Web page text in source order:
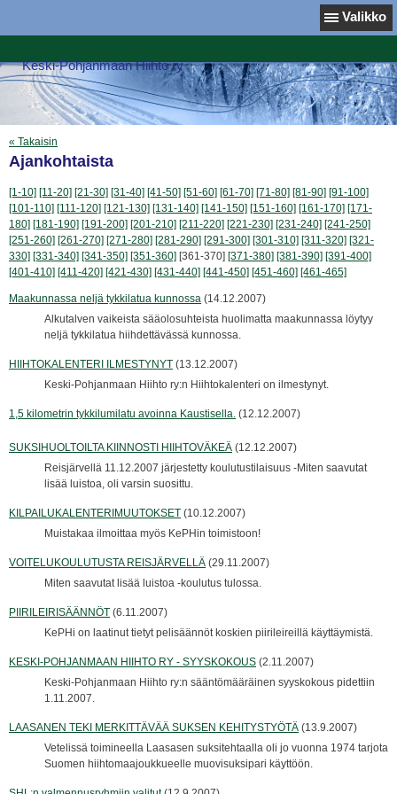
Valikko
Keski-Pohjanmaan Hiihto ry
« Takaisin
Ajankohtaista
[1-10] [11-20] [21-30] [31-40] [41-50] [51-60] [61-70] [71-80] [81-90] [91-100]
[101-110] [111-120] [121-130] [131-140] [141-150] [151-160] [161-170] [171-
180] [181-190] [191-200] [201-210] [211-220] [221-230] [231-240] [241-250]
[251-260] [261-270] [271-280] [281-290] [291-300] [301-310] [311-320] [321-
330] [331-340] [341-350] [351-360] [361-370] [371-380] [381-390] [391-400]
[401-410] [411-420] [421-430] [431-440] [441-450] [451-460] [461-465]
Maakunnassa neljä tykkilatua kunnossa (14.12.2007)
Alkutalven vaikeista sääolosuhteista huolimatta maakunnassa löytyy
neljä tykkilatua hiihdettävässä kunnossa.
HIIHTOKALENTERI ILMESTYNYT (13.12.2007)
Keski-Pohjanmaan Hiihto ry:n Hiihtokalenteri on ilmestynyt.
1,5 kilometrin tykkilumilatu avoinna Kaustisella. (12.12.2007)
SUKSIHUOLTOILTA KIINNOSTI HIIHTOVÄKEÄ (12.12.2007)
Reisjärvellä 11.12.2007 järjestetty koulutustilaisuus -Miten saavutat
lisää luistoa, oli varsin suosittu.
KILPAILUKALENTERIMUUTOKSET (10.12.2007)
Muistakaa ilmoittaa myös KePHin toimistoon!
VOITELUKOULUTUSTA REISJÄRVELLÄ (29.11.2007)
Miten saavutat lisää luistoa -koulutus tulossa.
PIIRILEIRISÄÄNNÖT (6.11.2007)
KePHi on laatinut tietyt pelisäännöt koskien piirileireillä käyttäymistä.
KESKI-POHJANMAAN HIIHTO RY - SYYSKOKOUS (2.11.2007)
Keski-Pohjanmaan Hiihto ry:n sääntömääräinen syyskokous pidettiin
1.11.2007.
LAASANEN TEKI MERKITTÄVÄÄ SUKSEN KEHITYSTYÖTÄ (13.9.2007)
Vetelissä toimineella Laasasen suksitehtaalla oli jo vuonna 1974 tarjota
Suomen hiihtomaajoukkueelle muovisuksipari käyttöön.